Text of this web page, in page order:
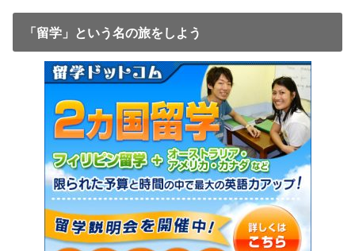
「留学」という名の旅をしよう